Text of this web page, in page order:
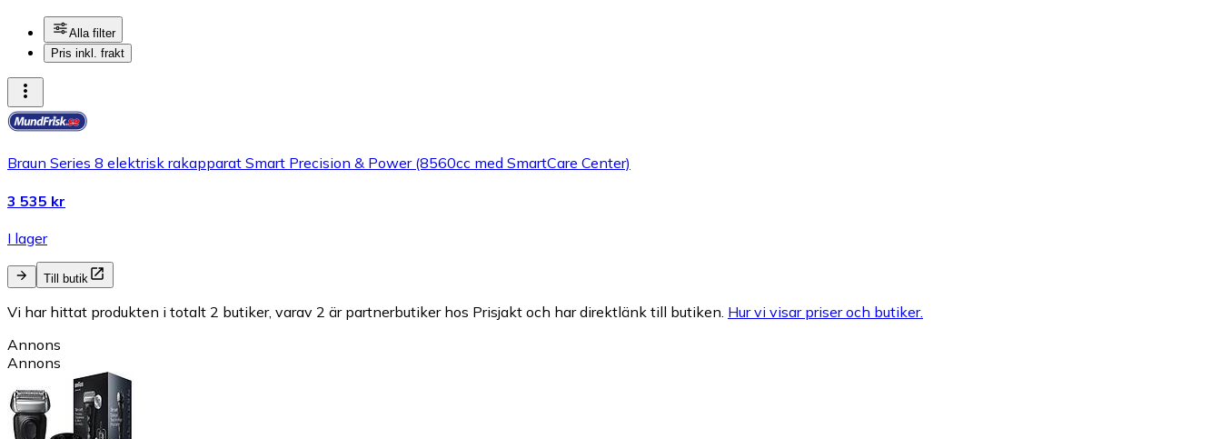
Alla filter
Pris inkl. frakt
Braun Series 8 elektrisk rakapparat Smart Precision & Power (8560cc med SmartCare Center)
3 535 kr
I lager
Till butik
Vi har hittat produkten i totalt 2 butiker, varav 2 är partnerbutiker hos Prisjakt och har direktlänk till butiken. Hur vi visar priser och butiker.
Annons
Annons